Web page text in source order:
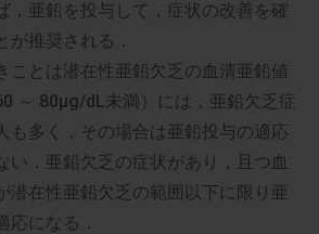
，亜鉛を投与して，症状の改善を確
が推奨される．
ことは潜在性亜鉛欠乏の血清亜鉛値
～ 80µg/dL未満）には，亜鉛欠乏症
も多く，その場合は亜鉛投与の適応
い．亜鉛欠乏の症状があり，且つ血
潜在性亜鉛欠乏の範囲以下に限り亜
応になる．